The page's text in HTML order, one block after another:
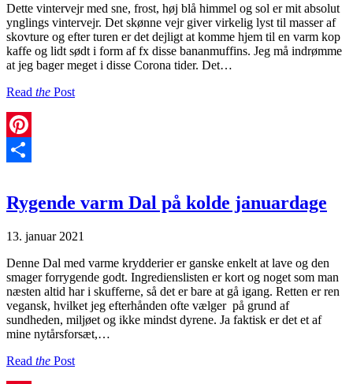
Dette vintervejr med sne, frost, høj blå himmel og sol er mit absolut
ynglings vintervejr. Det skønne vejr giver virkelig lyst til masser af
skovture og efter turen er det dejligt at komme hjem til en varm kop
kaffe og lidt sødt i form af fx disse bananmuffins. Jeg må indrømme
at jeg bager meget i disse Corona tider. Det…
Read the Post
Pinterest
Rygende varm Dal på kolde januardage
13. januar 2021
Denne Dal med varme krydderier er ganske enkelt at lave og den
smager forrygende godt. Ingredienslisten er kort og noget som man
næsten altid har i skufferne, så det er bare at gå igang. Retten er ren
vegansk, hvilket jeg efterhånden ofte vælger på grund af
sundheden, miljøet og ikke mindst dyrene. Ja faktisk er det et af
mine nytårsforsæt,…
Read the Post